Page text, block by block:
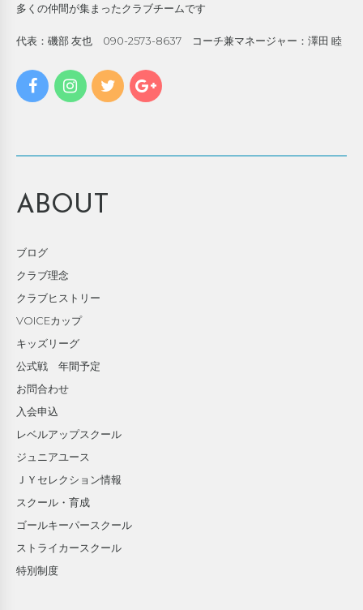
多くの仲間が集まったクラブチームです
代表：磯部 友也 090-2573-8637 コーチ兼マネージャー：澤田 睦
ABOUT
ブログ
クラブ理念
クラブヒストリー
VOICEカップ
キッズリーグ
公式戦 年間予定
お問合わせ
入会申込
レベルアップスクール
ジュニアユース
ＪＹセレクション情報
スクール・育成
ゴールキーパースクール
ストライカースクール
特別制度